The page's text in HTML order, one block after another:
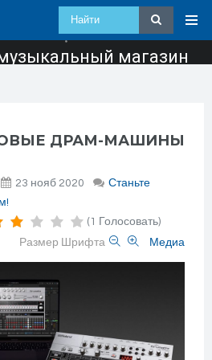
магазин
НОВЫЕ ДРАМ-МАШИНЫ
23 нояб 2020
Станьте
(1 Голосовать)
Размер Шрифта
Медиа